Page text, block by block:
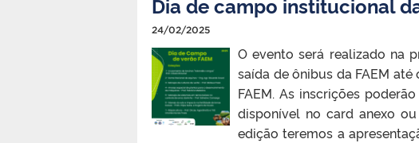
24/02/2025
O evento será realizado na
saída de ônibus da FAEM
FAEM. As inscrições
disponível no card anexo
edição teremos a